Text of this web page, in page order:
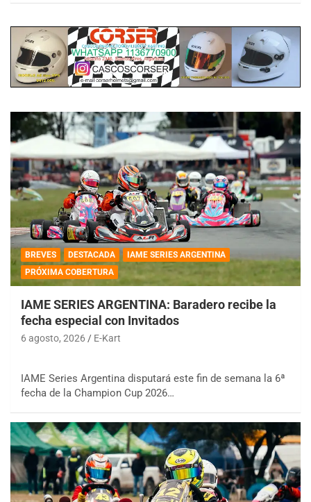
BREVES DESTACADA
IAME SERIES ARGENTINA
PRÓXIMA COBERTURA
IAME SERIES ARGENTINA: Baradero recibe la
fecha especial con Invitados
6 agosto, 2026 E-Kart
IAME Series Argentina disputará este fin de semana la 6ª
fecha de la Champion Cup 2026…